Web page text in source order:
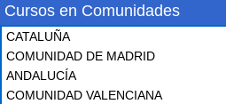
Cursos en Comunidades
CATALUÑA
COMUNIDAD DE MADRID
ANDALUCÍA
COMUNIDAD VALENCIANA